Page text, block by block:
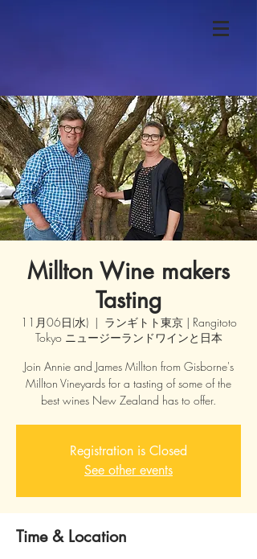
Millton Wine makers
Tasting
11月06日(水)
  |
ランギトト東京 | Rangitoto
Tokyo ニュージーランドワインと日本
Join Annie and James Millton from Gisborne's
Millton Vineyards for a tasting of some of the
best wines New Zealand has to offer.
Registration is Closed
See other events
Time & Location